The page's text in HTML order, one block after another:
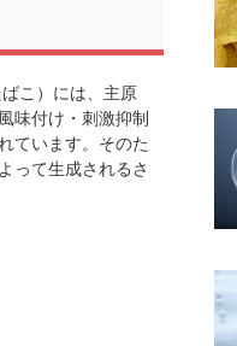
こ）には、主原
味付け・刺激抑制
ています。そのた
って生成されるさ